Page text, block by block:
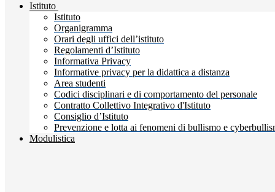
Istituto
Istituto
Organigramma
Orari degli uffici dell’istituto
Regolamenti d’Istituto
Informativa Privacy
Informative privacy per la didattica a distanza
Area studenti
Codici disciplinari e di comportamento del personale
Contratto Collettivo Integrativo d'Istituto
Consiglio d’Istituto
Prevenzione e lotta ai fenomeni di bullismo e
Modulistica